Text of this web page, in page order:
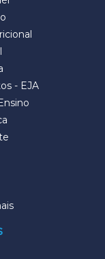
- EJA